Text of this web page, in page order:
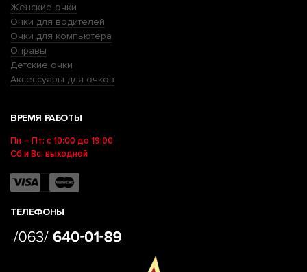
Женские очки
Очки для водителей
Очки для компьютера
Оправы
Детские очки
Аксессуары для очков
ВРЕМЯ РАБОТЫ
Пн – Пт: с 10:00 до 19:00
Сб и Вс: выходной
ТЕЛЕФОНЫ